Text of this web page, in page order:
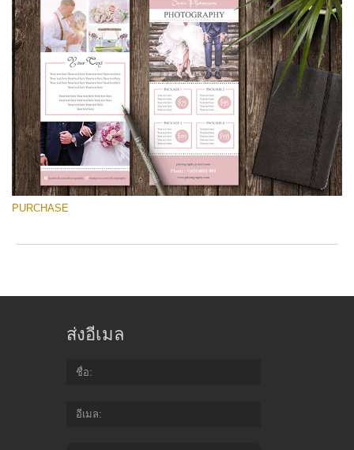
โปรดเลือก
Free Font #38
Pricing Guide Template
ดาวน์โหลดฟรี
PURCHASE
ส่งอีเมล
ชื่อ
อีเมล